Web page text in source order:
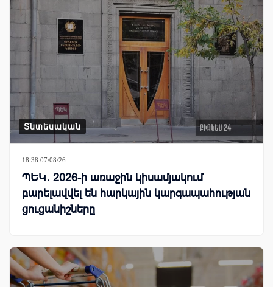
Տնտեսական
18:38 07/08/26
ՊԵԿ․ 2026-ի առաջին կիսամյակում
բարելավվել են հարկային կարգապահության
ցուցանիշները